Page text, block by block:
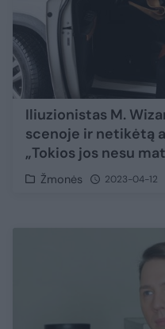
Iliuzionistas M.
scenoje ir netikėtą
„Tokios jos nesu
Žmonės 2023-04-12